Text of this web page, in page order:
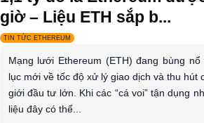
giờ – Liệu ETH sắp b...
TIN TỨC ETHEREUM
Mạng lưới Ethereum (ETH) đang bùng
lục mới về tốc độ xử lý giao dịch và thu hút
giới đầu tư lớn. Khi các “cá voi” tận dụng
liệu đây có thể...